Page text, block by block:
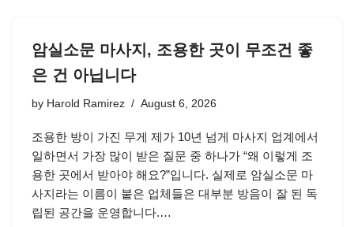
암실소문 마사지, 조용한 곳이 무조건 좋
은 건 아닙니다
by Harold Ramirez August 6, 2026
조용한 방이 가진 무게 제가 10년 넘게 마사지 업계에서
일하면서 가장 많이 받은 질문 중 하나가 “왜 이렇게 조
용한 곳에서 받아야 해요?”입니다. 실제로 암실소문 마
사지라는 이름이 붙은 업체들은 대부분 방음이 잘 된 독
립된 공간을 운영합니다.…